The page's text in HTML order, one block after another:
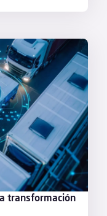
transformación